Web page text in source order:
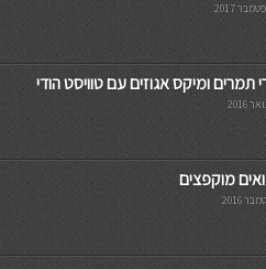
תמרים ומיקס אגוזים עם טוויסט הודי
מוקפצים